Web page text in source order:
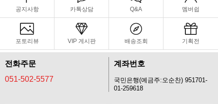
공지사항 카톡상담 Q&A 멤버쉽
포토리뷰 VIP 게시판 배송조회 기획전
전화주문
051-502-5577
계좌번호
국민은행(예금주:오순찬) 951701-
01-259618